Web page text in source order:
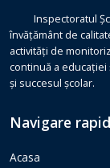
Inspectoratul
învățământ de
activități de
continuă a educației
și succesul școlar.
Navigare
Acasa